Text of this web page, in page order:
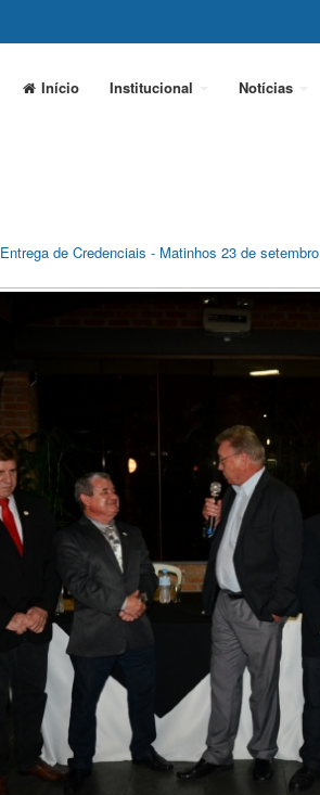
Início Institucional Notícias
Entrega de Credenciais - Matinhos 23 de setembro